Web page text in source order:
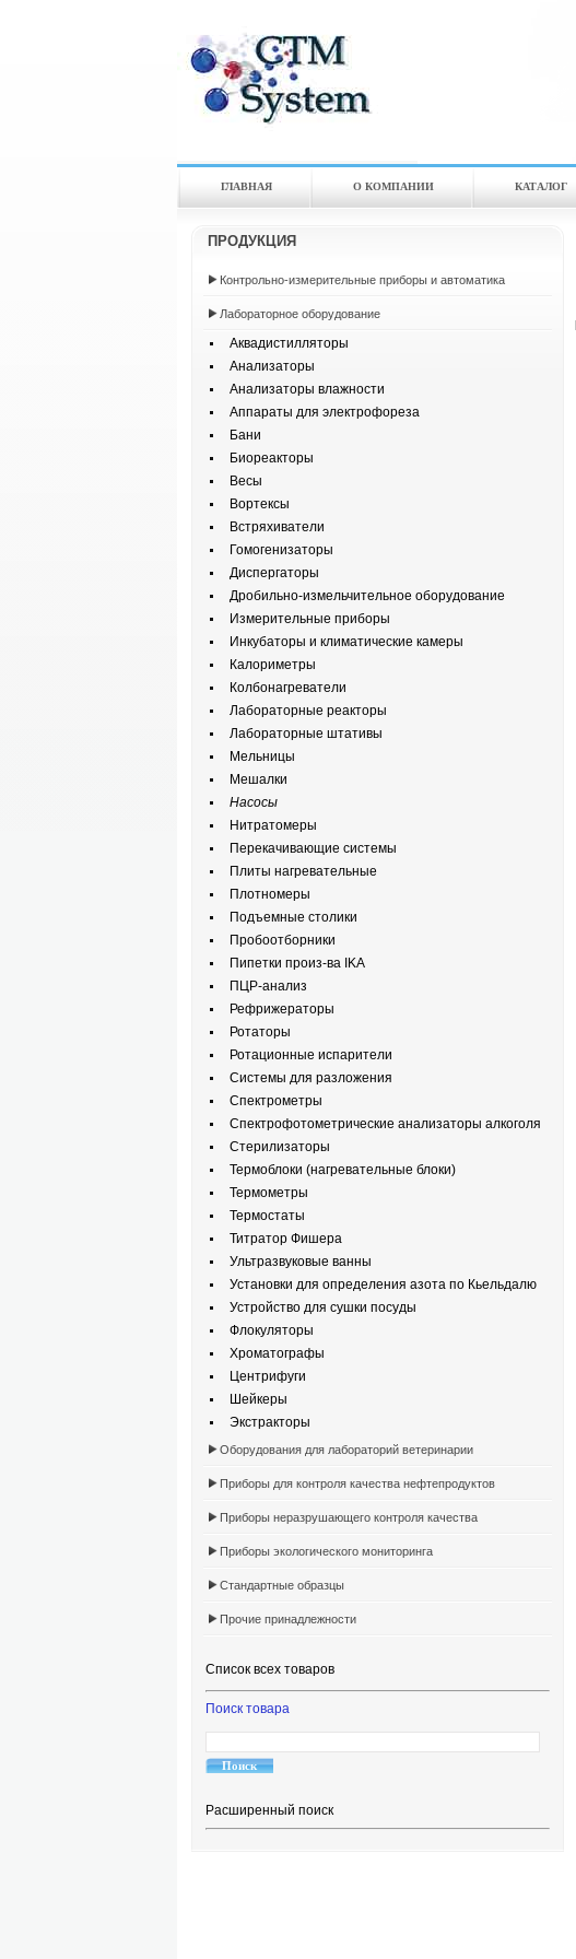
ГЛАВНАЯ О КОМПАНИИ КАТАЛOГ
ПРОДУКЦИЯ
Контрольно-измерительные приборы и автоматика
Лабораторное оборудование
Аквадистилляторы
Анализаторы
Анализаторы влажности
Аппараты для электрофореза
Бани
Биореакторы
Весы
Вортексы
Встряхиватели
Гомогенизаторы
Диспергаторы
Дробильно-измельчительное оборудование
Измерительные приборы
Инкубаторы и климатические камеры
Калориметры
Колбонагреватели
Лабораторные реакторы
Лабораторные штативы
Мельницы
Мешалки
Насосы
Нитратомеры
Перекачивающие системы
Плиты нагревательные
Плотномеры
Подъемные столики
Пробоотборники
Пипетки произ-ва IKA
ПЦР-анализ
Рефрижераторы
Ротаторы
Ротационные испарители
Системы для разложения
Спектрометры
Спектрофотометрические анализаторы алкоголя
Стерилизаторы
Термоблоки (нагревательные блоки)
Термометры
Термостаты
Титратор Фишера
Ультразвуковые ванны
Установки для определения азота по Кьельдалю
Устройство для сушки посуды
Флокуляторы
Хроматографы
Центрифуги
Шейкеры
Экстракторы
Оборудования для лабораторий ветеринарии
Приборы для контроля качества нефтепродуктов
Приборы неразрушающего контроля качества
Приборы экологического мониторинга
Стандартные образцы
Прочие принадлежности
Список всех товаров
Поиск товара
Расширенный поиск